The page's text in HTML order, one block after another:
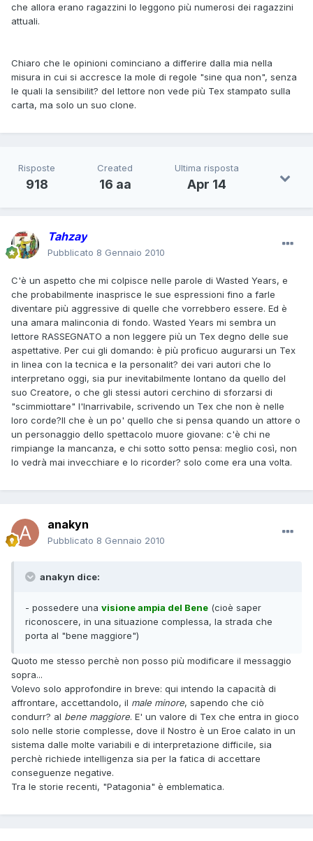
che allora erano ragazzini lo leggono più numerosi dei ragazzini
attuali.
Chiaro che le opinioni cominciano a differire dalla mia nella
misura in cui si accresce la mole di regole "sine qua non", senza
le quali la sensibilit? del lettore non vede più Tex stampato sulla
carta, ma solo un suo clone.
Risposte
918
Created
16 aa
Ultima risposta
Apr 14
Tahzay
Pubblicato 8 Gennaio 2010
C'è un aspetto che mi colpisce nelle parole di Wasted Years, e
che probabilmente inasprisce le sue espressioni fino a farle
diventare più aggressive di quelle che vorrebbero essere. Ed è
una amara malinconia di fondo. Wasted Years mi sembra un
lettore RASSEGNATO a non leggere più un Tex degno delle sue
aspettative. Per cui gli domando: è più proficuo augurarsi un Tex
in linea con la tecnica e la personalit? dei vari autori che lo
interpretano oggi, sia pur inevitabilmente lontano da quello del
suo Creatore, o che gli stessi autori cerchino di sforzarsi di
"scimmiottare" l'Inarrivabile, scrivendo un Tex che non è nelle
loro corde?Il che è un po' quello che si pensa quando un attore o
un personaggio dello spettacolo muore giovane: c'è chi ne
rimpiange la mancanza, e chi sotto sotto pensa: meglio così, non
lo vedrà mai invecchiare e lo ricorder? solo come era una volta.
anakyn
Pubblicato 8 Gennaio 2010
anakyn dice:
- possedere una visione ampia del Bene (cioè saper
riconoscere, in una situazione complessa, la strada che
porta al "bene maggiore")
Quoto me stesso perchè non posso più modificare il messaggio
sopra...
Volevo solo approfondire in breve: qui intendo la capacità di
affrontare, accettandolo, il male minore, sapendo che ciò
condurr? al bene maggiore. E' un valore di Tex che entra in gioco
solo nelle storie complesse, dove il Nostro è un Eroe calato in un
sistema dalle molte variabili e di interpretazione difficile, sia
perchè richiede intelligenza sia per la fatica di accettare
conseguenze negative.
Tra le storie recenti, "Patagonia" è emblematica.